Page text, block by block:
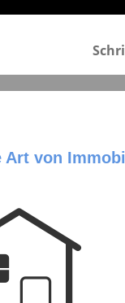
Art von